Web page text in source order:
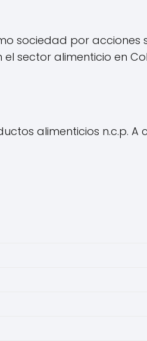
sociedad por acciones
sector alimenticio en
alimenticios n.c.p.